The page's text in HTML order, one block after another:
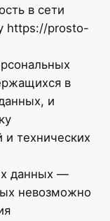
в сети
https://prosto-
в
и
технических
данных —
невозможно